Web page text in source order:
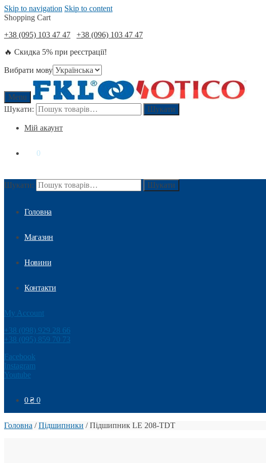
Skip to navigation Skip to content
Shopping Cart
+38 (095) 103 47 47
+38 (096) 103 47 47
🔥 Скидка 5% при реєстрації!
Вибрати мову
Menu
Шукати:
Шукати
Мій акаунт
0
Шукати: Шукати
Головна
Магазин
Новини
Контакти
My Account
+38 (098) 929 28 66
+38 (095) 859 70 73
Facebook
Instagram
Youtube
0₴ 0
Головна /Підшипники /Підшипник LE 208-TDT